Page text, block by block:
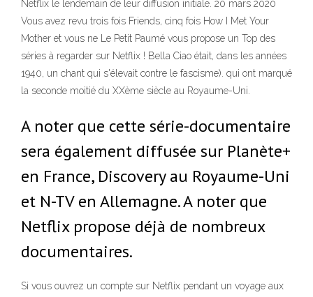
Netflix le lendemain de leur diffusion initiale. 20 mars 2020
Vous avez revu trois fois Friends, cinq fois How I Met Your
Mother et vous ne Le Petit Paumé vous propose un Top des
séries à regarder sur Netflix ! Bella Ciao était, dans les années
1940, un chant qui s'élevait contre le fascisme). qui ont marqué
la seconde moitié du XXème siècle au Royaume-Uni.
A noter que cette série-documentaire
sera également diffusée sur Planète+
en France, Discovery au Royaume-Uni
et N-TV en Allemagne. A noter que
Netflix propose déjà de nombreux
documentaires.
Si vous ouvrez un compte sur Netflix pendant un voyage aux